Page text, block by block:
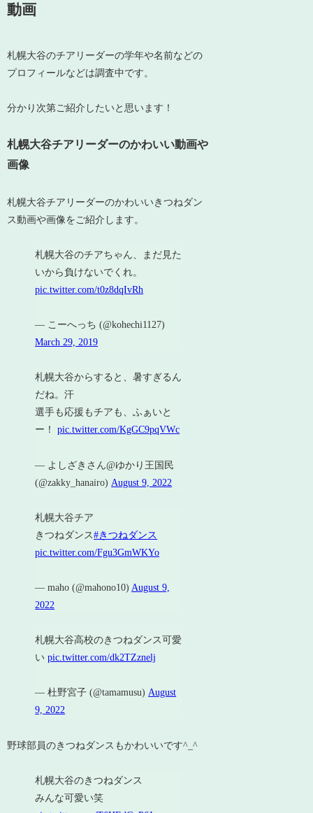
動画
札幌大谷のチアリーダーの学年や名前などの
プロフィールなどは調査中です。
分かり次第ご紹介したいと思います！
札幌大谷チアリーダーのかわいい動画や
画像
札幌大谷チアリーダーのかわいいきつねダン
ス動画や画像をご紹介します。
札幌大谷のチアちゃん、まだ見た
いから負けないでくれ。
pic.twitter.com/t0z8dqIvRh
— こーへっち (@kohechi1127)
March 29, 2019
札幌大谷からすると、暑すぎるん
だね。汗
選手も応援もチアも、ふぁいと
ー！pic.twitter.com/KgGC9pqVWc
— よしざきさん@ゆかり王国民
(@zakky_hanairo) August 9, 2022
札幌大谷チア
きつねダンス#きつねダンス
pic.twitter.com/Fgu3GmWKYo
— maho (@mahono10)August 9,
2022
札幌大谷高校のきつねダンス可愛
いpic.twitter.com/dk2TZznelj
— 杜野宮子 (@tamamusu)August
9, 2022
野球部員のきつねダンスもかわいいです^_^
札幌大谷のきつねダンス
みんな可愛い笑